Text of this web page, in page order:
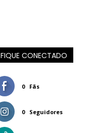
FIQUE CONECTADO
0 Fãs
0 Seguidores